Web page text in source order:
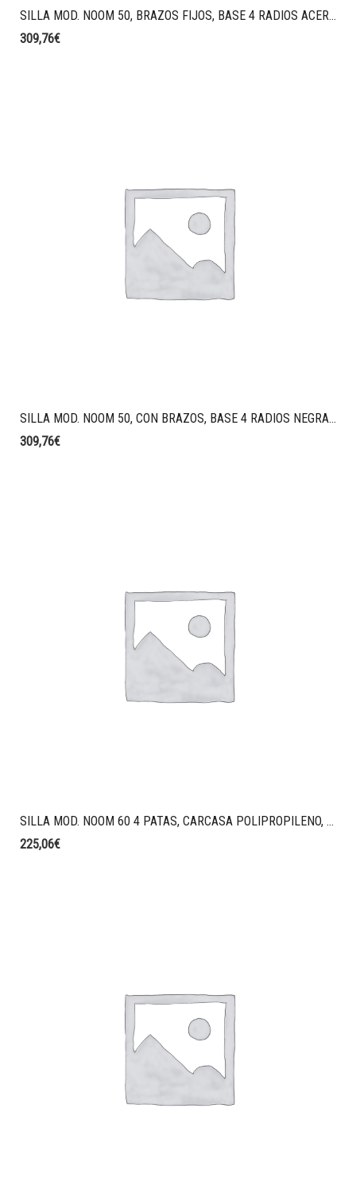
SILLA MOD. NOOM 50, BRAZOS FIJOS, BASE 4 RADIOS ACERO BLANCO, MONO CARCASA COLOR BLANCO.
309,76€
SILLA MOD. NOOM 50, CON BRAZOS, BASE 4 RADIOS NEGRA, CARCASA AZUL.
309,76€
SILLA MOD. NOOM 60 4 PATAS, CARCASA POLIPROPILENO, SIN BRAZOS, ESTRUCTURA ACERO NEGRO,CARCASA POLIPROPILNEO P10 NEGRO, GALLETA TAPIZADA AO59
225,06€